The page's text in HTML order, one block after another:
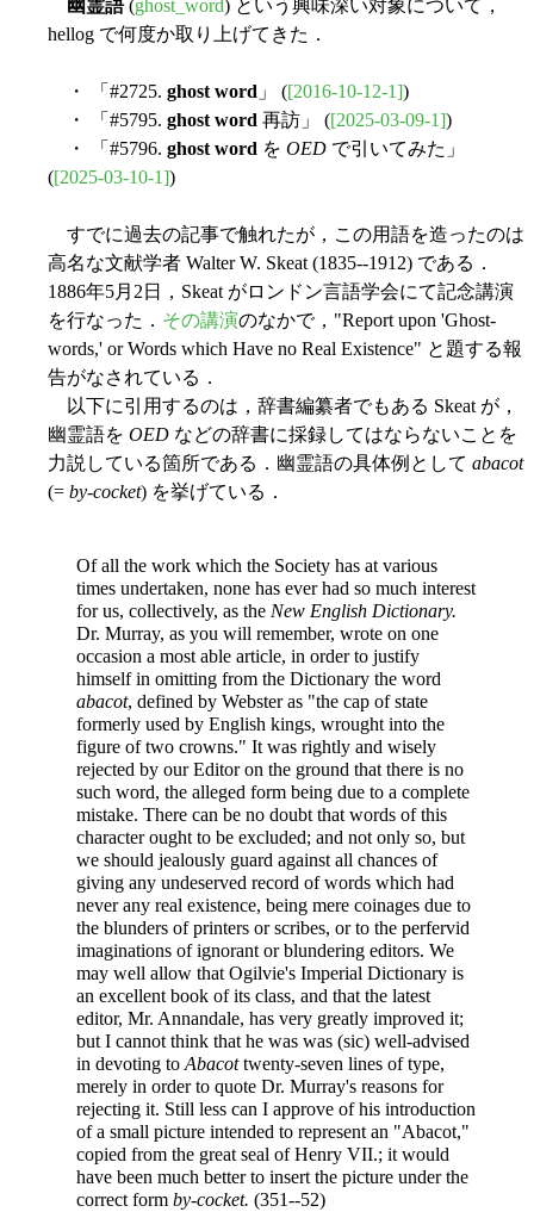
幽霊語(ghost_word) という興味深い対象について，
hellog で何度か取り上げてきた．
・ 「#2725. ghost word 」 ([2016-10-12-1])
・ 「#5795. ghost word 再訪」 ([2025-03-09-1])
・ 「#5796. ghost word を OED で引いてみた」
([2025-03-10-1])
すでに過去の記事で触れたが，この用語を造ったのは
高名な文献学者 Walter W. Skeat (1835--1912) である．
1886年5月2日，Skeat がロンドン言語学会にて記念講演
を行なった． その講演のなかで，"Report upon 'Ghost-
words,' or Words which Have no Real Existence" と題する報
告がなされている．
以下に引用するのは，辞書編纂者でもある Skeat が，
幽霊語を OED などの辞書に採録してはならないことを
力説している箇所である．幽霊語の具体例として abacot
(= by-cocket) を挙げている．
Of all the work which the Society has at various
times undertaken, none has ever had so much interest
for us, collectively, as the New English Dictionary.
Dr. Murray, as you will remember, wrote on one
occasion a most able article, in order to justify
himself in omitting from the Dictionary the word
abacot, defined by Webster as "the cap of state
formerly used by English kings, wrought into the
figure of two crowns." It was rightly and wisely
rejected by our Editor on the ground that there is no
such word, the alleged form being due to a complete
mistake. There can be no doubt that words of this
character ought to be excluded; and not only so, but
we should jealously guard against all chances of
giving any undeserved record of words which had
never any real existence, being mere coinages due to
the blunders of printers or scribes, or to the perfervid
imaginations of ignorant or blundering editors. We
may well allow that Ogilvie's Imperial Dictionary is
an excellent book of its class, and that the latest
editor, Mr. Annandale, has very greatly improved it;
but I cannot think that he was was (sic) well-advised
in devoting toAbacottwenty-seven lines of type,
merely in order to quote Dr. Murray's reasons for
rejecting it. Still less can I approve of his introduction
of a small picture intended to represent an "Abacot,"
copied from the great seal of Henry VII.; it would
have been much better to insert the picture under the
correct form by-cocket. (351--52)